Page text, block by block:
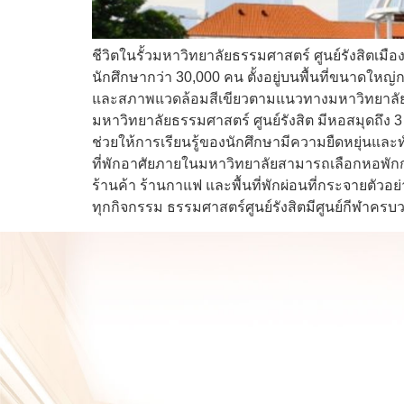
ชีวิตในรั้วมหาวิทยาลัยธรรมศาสตร์ ศูนย์รังสิตเมื
นักศึกษากว่า 30,000 คน ตั้งอยู่บนพื้นที่ขนาดใหญ่ก
และสภาพแวดล้อมสีเขียวตามแนวทางมหาวิทยาลั
มหาวิทยาลัยธรรมศาสตร์ ศูนย์รังสิต มีหอสมุดถึง
ช่วยให้การเรียนรู้ของนักศึกษามีความยืดหยุ่นแล
ที่พักอาศัยภายในมหาวิทยาลัยสามารถเลือกหอพัก
ร้านค้า ร้านกาแฟ และพื้นที่พักผ่อนที่กระจายตัวอ
ทุกกิจกรรม ธรรมศาสตร์ศูนย์รังสิตมีศูนย์กีฬาครบ